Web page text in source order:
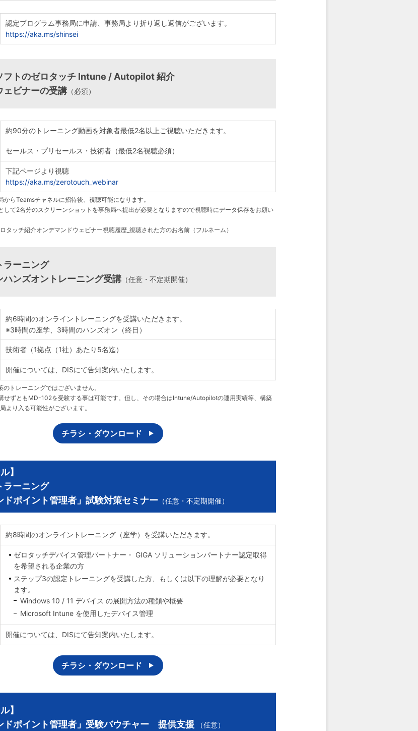
認定プログラム事務局に申請、事務局より折り返し返信がございます。
https://aka.ms/shinsei
フトのゼロタッチ Intune / Autopilot 紹介
ェビナーの受講 （必須）
約90分のトレーニング動画を対象者最低2名以上ご視聴いただきます。
セールス・プリセールス・技術者（最低2名視聴必須）
下記ページより視聴
https://aka.ms/zerotouch_webinar
らTeamsチャネルに招待後、視聴可能になります。
して2名分のスクリーンショットを事務局へ提出が必要となりますので視聴時にデータ保存をお願い
タッチ紹介オンデマンドウェビナー視聴履歴_視聴された方のお名前（フルネーム）
ラーニング
ハンズオントレーニング受講 （任意・不定期開催）
約6時間のオンライントレーニングを受講いただきます。
※3時間の座学、3時間のハンズオン（終日）
技術者（1拠点（1社）あたり5名迄）
開催については、DISにて告知案内いたします。
トレーニングではございません。
せずともMD-102を受験する事は可能です。但し、その場合はIntune/Autopilotの運用実績等、構築
より入る可能性がございます。
チラシ・ダウンロード
】
ラーニング
ドポイント管理者」試験対策セミナー （任意・不定期開催）
約8時間のオンライントレーニング（座学）を受講いただきます。
ゼロタッチデバイス管理パートナー・ GIGA ソリューションパートナー認定取得
を希望される企業の方
ステップ3の認定トレーニングを受講した方、もしくは以下の理解が必要となり
ます。
Windows 10 / 11 デバイス の展開方法の種類や概要
Microsoft Intune を使用したデバイス管理
開催については、DISにて告知案内いたします。
チラシ・ダウンロード
】
ドポイント管理者」受験バウチャー 提供支援
（任意）